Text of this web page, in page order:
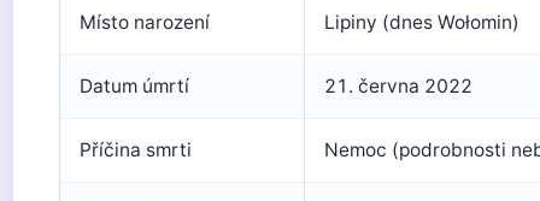
Místo narození Lipiny (dnes Wołomin)
Datum úmrtí 21. června 2022
Příčina smrti Nemoc (podrobnosti